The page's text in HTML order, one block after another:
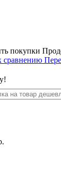
покупки
сравнению